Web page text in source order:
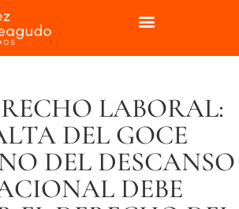
LABORAL:
DEL GOCE
DEL DESCANSO
DEBE